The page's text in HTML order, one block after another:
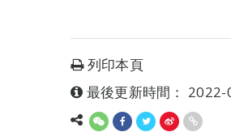
列印本頁
最後更新時間：